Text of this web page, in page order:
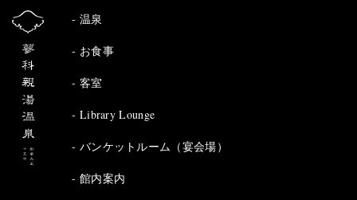
温泉
お食事
客室
Library Lounge
バンケットルーム（宴会場）
館内案内